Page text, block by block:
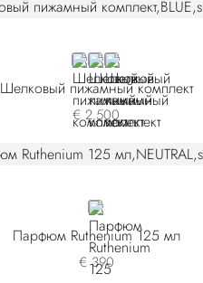
BLUEWHITEBLACK
Шелковый пижамный комплект
€ 2.500
NEUTRAL
Парфюм Ruthenium 125 мл
€ 390